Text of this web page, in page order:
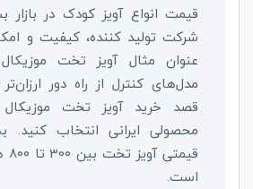
قیمت انواع آویز کودک در
شرکت تولید کننده، کیفیت و
عنوان مثال آویز تخت
مدل‌های کنترل از راه دور
قصد خرید آویز تخت موزیکال
محصولی ایرانی انتخاب کنید.
است.